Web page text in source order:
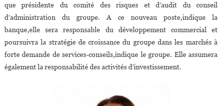
De
La
Banque
SouthBridge
que présidente du comité des risques et d’audit du conseil
d’administration du groupe. A ce nouveau poste,indique la
banque,elle sera responsable du développement commercial et
poursuivra la stratégie de croissance du groupe dans les marchés à
forte demande de services-conseils,indique le groupe. Elle assumera
également la responsabilité des activités d’investissement.